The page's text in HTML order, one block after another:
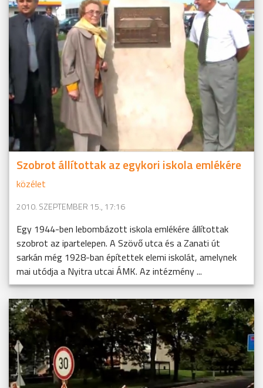
Szobrot állítottak az egykori iskola emlékére
közélet
2010. SZEPTEMBER 15., 17:16
Egy 1944-ben lebombázott iskola emlékére állítottak
szobrot az ipartelepen. A Szövő utca és a Zanati út
sarkán még 1928-ban építettek elemi iskolát, amelynek
mai utódja a Nyitra utcai ÁMK. Az intézmény ...